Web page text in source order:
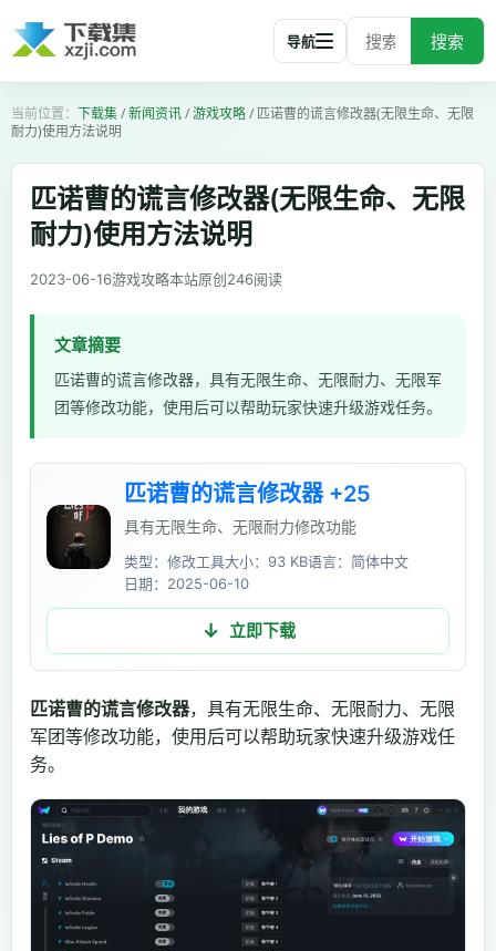
搜索
导航
下载集/新闻资讯/游戏攻略/匹诺曹的谎言修改器(无限生命、无限
耐力)使用方法说明
匹诺曹的谎言修改器(无限生命、无限
耐力)使用方法说明
2023-06-16游戏攻略本站原创246阅读
文章摘要
匹诺曹的谎言修改器，具有无限生命、无限耐力、无限军
团等修改功能，使用后可以帮助玩家快速升级游戏任务。
匹诺曹的谎言修改器 +25
具有无限生命、无限耐力修改功能
类型：修改工具大小：93 KB语言：简体中文
日期：2025-06-10
立即下载
匹诺曹的谎言修改器，具有无限生命、无限耐力、无限
军团等修改功能，使用后可以帮助玩家快速升级游戏任
务。